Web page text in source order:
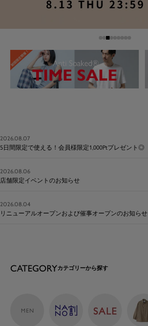
2026.08.07
5日間限定で使える！会員様限定1,000Ptプレゼント◎
2026.08.06
店舗限定イベントのお知らせ
2026.08.04
リニューアルオープンおよび催事オープンのお知らせ
CATEGORYカテゴリーから探す